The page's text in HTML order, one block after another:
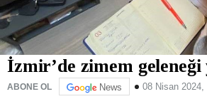
İzmir’de zimem geleneği
ABONE OL News 08 Nisan 2024,